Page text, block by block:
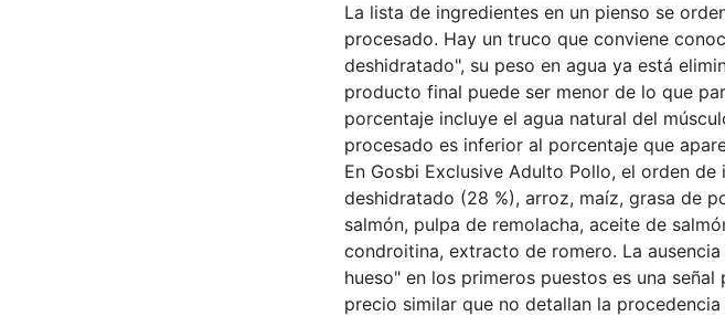
La lista de ingredientes en un pienso se
procesado. Hay un truco que conviene
deshidratado", su peso en agua ya está
producto final puede ser menor de lo que
porcentaje incluye el agua natural del
procesado es inferior al porcentaje que
En Gosbi Exclusive Adulto Pollo, el orden
deshidratado (28 %), arroz, maíz, grasa de
salmón, pulpa de remolacha, aceite de
condroitina, extracto de romero. La
hueso" en los primeros puestos es una
precio similar que no detallan la